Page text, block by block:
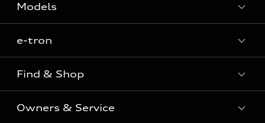
Models
Sedan
SUV
Coupe
e-tron
e-tron
Find & Shop
전시장/AAP 전시장/AS센터
Owners & Service